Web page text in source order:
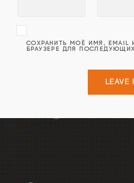
СОХРАНИТЬ МОЁ ИМЯ, EMAIL
БРАУЗЕРЕ ДЛЯ